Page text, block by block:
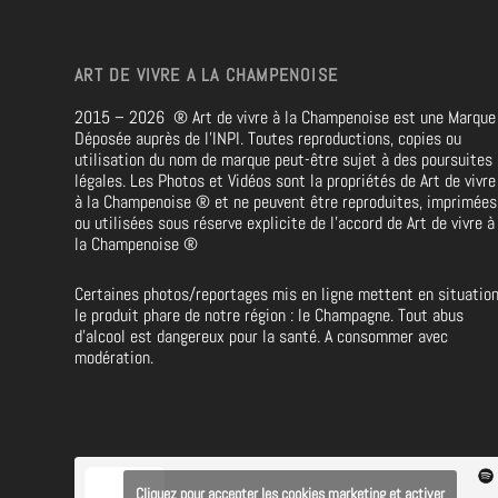
ART DE VIVRE A LA CHAMPENOISE
2015 – 2026®Art de vivre à la Champenoise est une Marque
Déposée auprès de l’INPI. Toutes reproductions, copies ou
utilisation du nom de marque peut-être sujet à des poursuites
légales. Les Photos et Vidéos sont la propriétés de Art de vivre
à la Champenoise® et ne peuvent être reproduites, imprimées
ou utilisées sous réserve explicite de l’accord de Art de vivre à
la Champenoise®
Certaines photos/reportages mis en ligne mettent en
le produit phare de notre région : le Champagne. Tout abus
d’alcool est dangereux pour la santé. A consommer avec
modération.
Cliquez pour accepter les cookies marketing et activer